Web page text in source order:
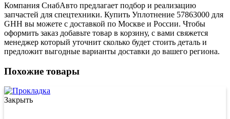
Компания СнабАвто предлагает подбор и реализацию
запчастей для спецтехники. Купить Уплотнение 57863000 для
GHH вы можете с доставкой по Москве и России. Чтобы
оформить заказ добавьте товар в корзину, с вами свяжется
менеджер который уточнит сколько будет стоить деталь и
предложит выгодные варианты доставки до вашего региона.
Похожие товары
Закрыть